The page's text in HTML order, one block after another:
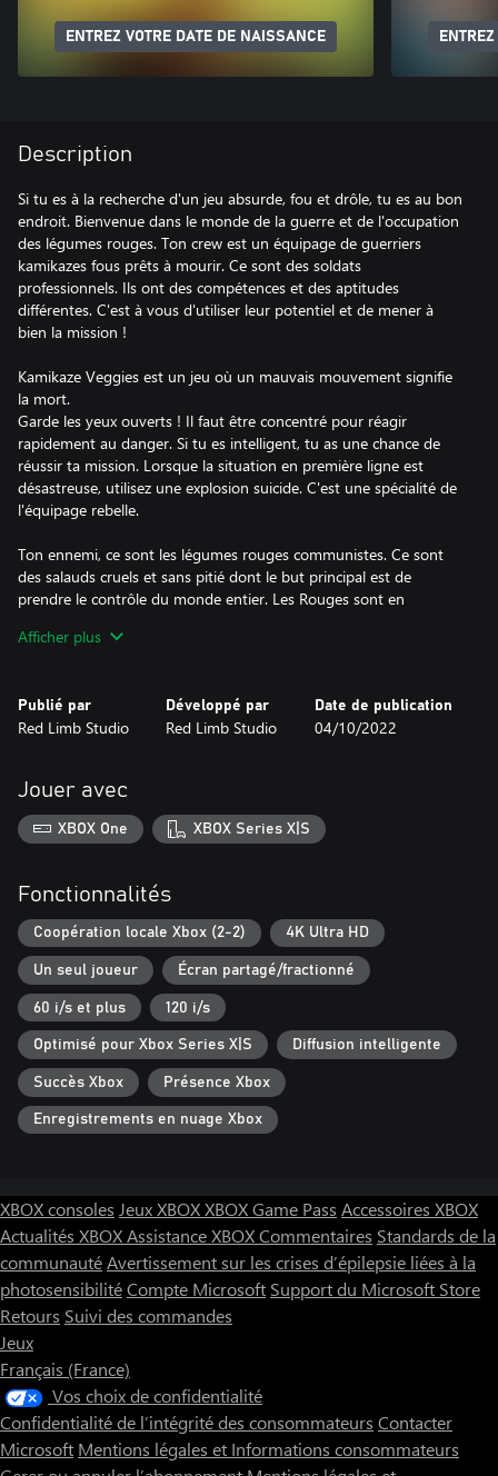
ENTREZ VOTRE DATE DE NAISSANCE
Description
Si tu es à la recherche d'un jeu absurde, fou et drôle, tu es au bon
endroit. Bienvenue dans le monde de la guerre et de l'occupation
des légumes rouges. Ton crew est un équipage de guerriers
kamikazes fous prêts à mourir. Ce sont des soldats
professionnels. Ils ont des compétences et des aptitudes
différentes. C'est à vous d'utiliser leur potentiel et de mener à
bien la mission !
Kamikaze Veggies est un jeu où un mauvais mouvement signifie
la mort.
Garde les yeux ouverts ! Il faut être concentré pour réagir
rapidement au danger. Si tu es intelligent, tu as une chance de
réussir ta mission. Lorsque la situation en première ligne est
désastreuse, utilisez une explosion suicide. C'est une spécialité de
l'équipage rebelle.
Ton ennemi, ce sont les légumes rouges communistes. Ce sont
des salauds cruels et sans pitié dont le but principal est de
prendre le contrôle du monde entier. Les Rouges sont en
comprennent des mutants OGM - des bêtes extrêmement
Prépare-toi à une rencontre mortelle. La guerre n'est pas un
espace pour les lâches !
Afficher plus
Publié par
Red Limb Studio
Développé par
Red Limb Studio
Date de publication
04/10/2022
Jouer avec
XBOX One XBOX Series X|S
Fonctionnalités
Coopération locale Xbox (2-2) 4K Ultra HD
Un seul joueur Écran partagé/fractionné
60 i/s et plus 120 i/s
Optimisé pour Xbox Series X|S Diffusion intelligente
Succès Xbox Présence Xbox
Enregistrements en nuage Xbox
XBOX consoles Jeux XBOXXBOX Game Pass Accessoires XBOX
Actualités XBOXAssistance XBOXCommentaires Standards de la
communautéAvertissement sur les crises d’épilepsie liées à la
photosensibilitéCompte Microsoft Support du Microsoft Store
Retours Suivi des commandes
Jeux
Français (France)
Vos choix de confidentialité
Confidentialité de l’intégrité des consommateurs Contacter
Microsoft Mentions légales et Informations consommateurs